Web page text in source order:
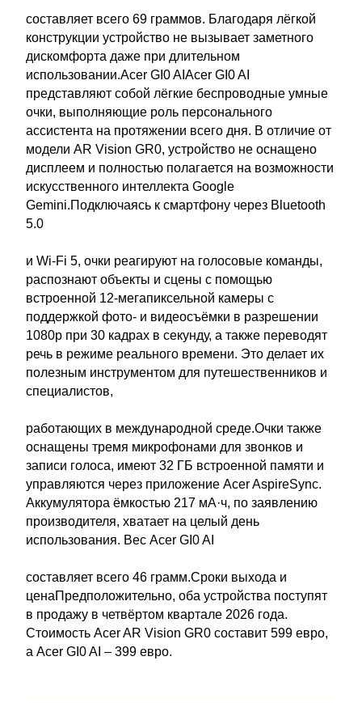
составляет всего 69 граммов. Благодаря лёгкой
конструкции устройство не вызывает заметного
дискомфорта даже при длительном
использовании.Acer GI0 AIAcer GI0 AI
представляют собой лёгкие беспроводные умные
очки, выполняющие роль персонального
ассистента на протяжении всего дня. В отличие от
модели AR Vision GR0, устройство не оснащено
дисплеем и полностью полагается на возможности
искусственного интеллекта Google
Gemini.Подключаясь к смартфону через Bluetooth
5.0
и Wi-Fi 5, очки реагируют на голосовые команды,
распознают объекты и сцены с помощью
встроенной 12-мегапиксельной камеры с
поддержкой фото- и видеосъёмки в разрешении
1080p при 30 кадрах в секунду, а также переводят
речь в режиме реального времени. Это делает их
полезным инструментом для путешественников и
специалистов,
работающих в международной среде.Очки также
оснащены тремя микрофонами для звонков и
записи голоса, имеют 32 ГБ встроенной памяти и
управляются через приложение Acer AspireSync.
Аккумулятора ёмкостью 217 мА·ч, по заявлению
производителя, хватает на целый день
использования. Вес Acer GI0 AI
составляет всего 46 грамм.Сроки выхода и
ценаПредположительно, оба устройства поступят
в продажу в четвёртом квартале 2026 года.
Стоимость Acer AR Vision GR0 составит 599 евро,
а Acer GI0 AI – 399 евро.